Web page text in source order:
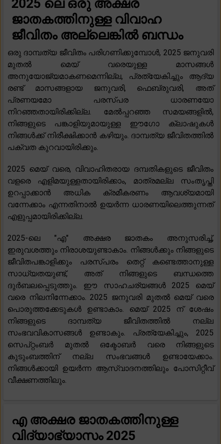
2025 ലെ ഒരു അക്ഷര
ജാതകത്തിനുള്ള വിവാഹ
ജീവിതം അല്ലെങ്കിൽ ബന്ധം
ഒരു ദാമ്പത്യ ജീവിതം പരിഗണിക്കുമ്പോൾ, 2025 ജനുവരി
മുതൽ മെയ് വരെയുള്ള മാസങ്ങൾ
അനുയോജ്യമാകണമെന്നില്ല, പ്രത്യേകിച്ചും ആദ്യ
രണ്ട് മാസങ്ങളായ ജനുവരി, ഫെബ്രുവരി, അത്
പ്രണയമോ പരസ്പര ധാരണയോ
നിറഞ്ഞതായിരിക്കില്ല. മേൽപ്പറഞ്ഞ സമയങ്ങളിൽ,
നിങ്ങളുടെ പങ്കാളിയുമായുള്ള ഈഗോ ക്ലാഷുകൾ
നിങ്ങൾക്ക് നിരീക്ഷിക്കാൻ കഴിയും. ദാമ്പത്യ ജീവിതത്തിൽ
പക്വത കുറവായിരിക്കും.
2025 മെയ് വരെ, വിവാഹിതരായ ദമ്പതികളുടെ ജീവിതം
വളരെ എളിമയുള്ളതായിരിക്കാം, മാത്രമല്ല സംതൃപ്തി
ഉറപ്പാക്കാൻ അധിക ക്രമീകരണം ആവശ്യമായി
വന്നേക്കാം എന്നതിനാൽ ഉയർന്ന ധാരണയിലെത്തുന്നത്
എളുപ്പമായിരിക്കില്ല.
2025-ലെ "എ" അക്ഷര ജാതകം അനുസരിച്ച്,
ഇരുവശത്തും നിരാശയുണ്ടാകാം. നിങ്ങൾക്കും നിങ്ങളുടെ
ജീവിതപങ്കാളിക്കും പരസ്‌പരം തെറ്റ് കണ്ടെത്താനുള്ള
സാധ്യതയുണ്ട്, അത് നിങ്ങളുടെ ബന്ധത്തെ
ദുർബലപ്പെടുത്തും. ഈ സാഹചര്യങ്ങൾ 2025 മെയ്
വരെ നിലനിന്നേക്കാം. 2025 ജനുവരി മുതൽ മെയ് വരെ
പൊരുത്തക്കേടുകൾ ഉണ്ടാകാം. മെയ് 2025 ന് ശേഷം
നിങ്ങളുടെ ദാമ്പത്യ ജീവിതത്തിൽ നല്ല
സംഭവവികാസങ്ങൾ ഉണ്ടാകും. പ്രത്യേകിച്ചും, 2025
സെപ്റ്റംബർ മുതൽ ഒക്ടോബർ വരെ നിങ്ങളുടെ
കുടുംബത്തിന് നല്ല സംഭവങ്ങൾ ഉണ്ടായേക്കാം.
നിങ്ങൾക്കായി ഉയർന്ന ആസ്വാദനത്തിലും പോസിറ്റീവ്
വീക്ഷണത്തിലും.
എ അക്ഷര ജാതകത്തിനുള്ള
വിദ്യാഭ്യാസം 2025